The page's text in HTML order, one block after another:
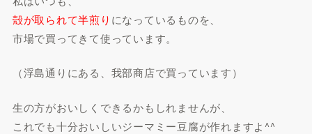
殻が取られて半煎り になっているものを、
市場で買ってきて使っています。
（浮島通りにある、我部商店で買っています）
生の方がおいしくできるかもしれませんが、
これでも十分おいしいジーマミー豆腐が作れますよ^^